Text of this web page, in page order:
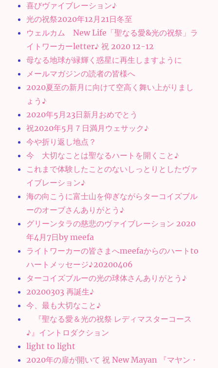
喜びヴァイブレーション♪
光の祝祭2020年12月21日冬至
ウェルカム New Life「聖なる愛&光の祝祭」ラ
イトワーカーletter♪ 祝 2020 12-12
母なる地球が緑輝く惑星に再生しますように
メールマガジンの読者の皆様へ
2020夏至の新月に向けて空高く舞い上がりまし
ょう♪
2020年5月23日新月おめでとう
祝2020年5月７日満月ウェサック♪
今や折り返し地点？
今 大切なことは聖なるハートを開くこと♪
これまで体験したことのないしっとりとしたヴァ
イブレーション♪
海の向こうに富士山を仰ぎながらターコイズブル
ーのオーブさんありがとう♪
グリーンタラの慈悲のヴァイブレーション 2020
年4月7日by meefa
ライトワーカーの皆さまへmeefaからのハートto
ハートメッセージ♪20200406
ターコイズブルーの光の球体さんありがとう♪
20200303 再誕生♪
今、最も大切なこと♪
『聖なる愛＆光の祝祭 レディマスターコース
♪』イントロダクション
light to light
2020年の扉が開いて 祝 New Mayan 『マヤン・